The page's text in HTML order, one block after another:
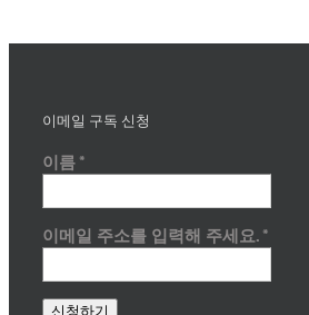
이메일 구독 신청
이름 *
이메일 주소를 입력해 주세요. *